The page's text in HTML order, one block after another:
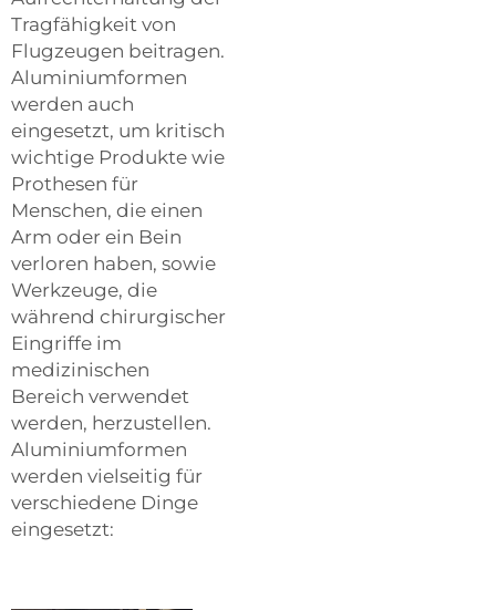
Tragfähigkeit von
Flugzeugen beitragen.
Aluminiumformen
werden auch
eingesetzt, um kritisch
wichtige Produkte wie
Prothesen für
Menschen, die einen
Arm oder ein Bein
verloren haben, sowie
Werkzeuge, die
während chirurgischer
Eingriffe im
medizinischen
Bereich verwendet
werden, herzustellen.
Aluminiumformen
werden vielseitig für
verschiedene Dinge
eingesetzt: